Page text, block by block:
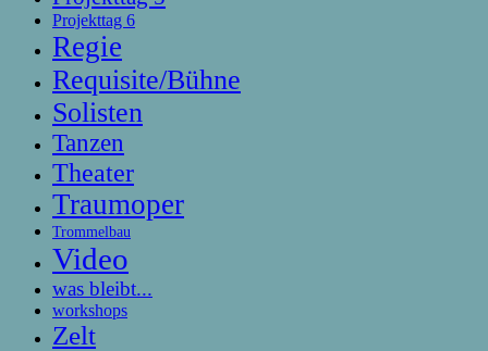
Projekttag 6
Regie
Requisite/Bühne
Solisten
Tanzen
Theater
Traumoper
Trommelbau
Video
was bleibt...
workshops
Zelt